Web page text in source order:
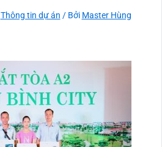
Thông tin dự án / Bởi Master Hùng